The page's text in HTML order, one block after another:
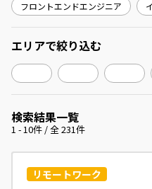
検索結果一覧
1 -10件 / 全231件
リモートワーク
フロントエンドエンジニア
エリアで絞り込む